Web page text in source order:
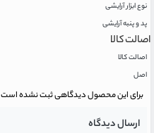
نوع ابزار آرایشی
پد و پنبه آرایشی
اصالت کالا
اصالت کالا
اصل
برای این محصول دیدگاهی ثبت نشده است
ارسال دیدگاه